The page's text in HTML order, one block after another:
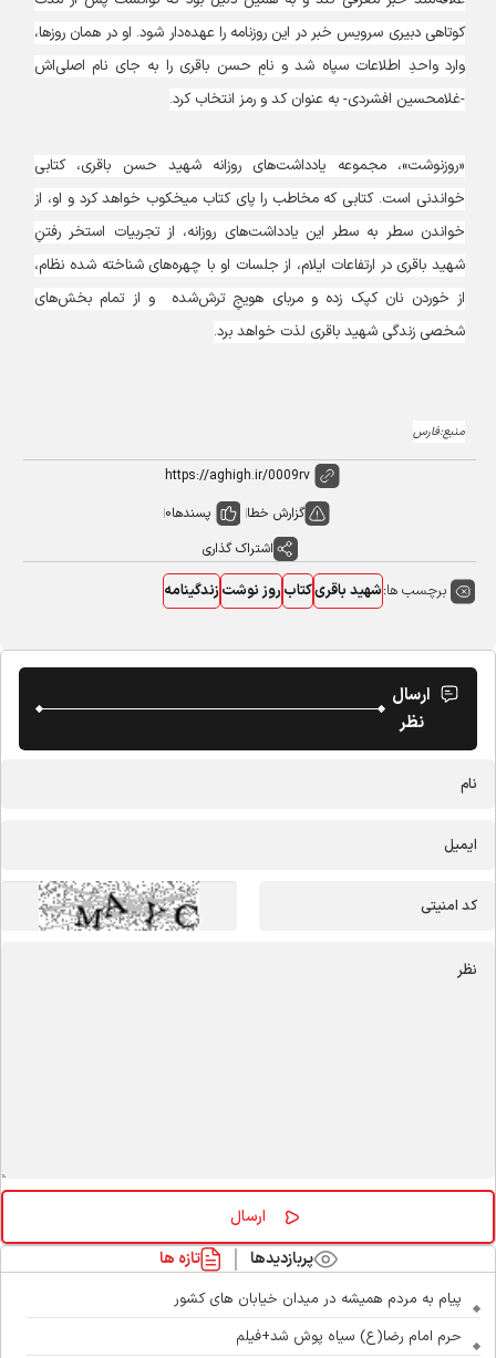
کوتاهی دبیری سرویس خبر در این روزنامه را عهده‌دار شود. او در همان روزها،
وارد واحدِ اطلاعات سپاه شد و نامِ حسن باقری را به جای نام اصلی‌اش
-‌غلامحسین افشردی-‌ به عنوان کد و رمز انتخاب کرد.
«روزنوشت»، مجموعه یادداشت‌های روزانه شهید حسن باقری، کتابی
خواندنی است. کتابی که مخاطب را پای کتاب میخکوب خواهد کرد و او، از
خواندن سطر به سطر این یادداشت‌های روزانه، از تجربیات استخر رفتنِ
شهید باقری در ارتفاعات ایلام، از جلسات او با چهره‌های شناخته شده نظام،
از خوردن نان کپک زده و مربای هویجِ ترش‌شده و از تمام بخش‌های
شخصی زندگی شهید باقری لذت خواهد برد.
منبع:فارس
گزارش خطا پسندها0
اشتراک گذاری
برچسب ها:شهید باقریکتابروز نوشتزندگینامه
ارسال
نظر
پربازدیدها تازه ها
پیام به مردم همیشه در میدان خیابان های کشور
حرم امام رضا(ع) سیاه پوش شد+فیلم